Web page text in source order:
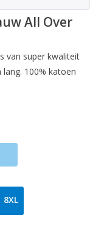
All Over
van super kwaliteit
100% katoen
8XL